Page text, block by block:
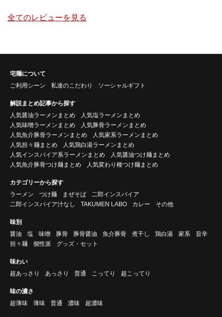
全てのレビューを見る
宅麺について
ご利用シーン
私達のこだわり ソーシャルギフト
解説まとめ記事から探す
人気醤油ラーメンまとめ
人気塩ラーメンまとめ
人気味噌ラーメンまとめ
人気豚骨ラーメンまとめ
人気魚介豚骨ラーメンまとめ
人気家系ラーメンまとめ
人気担々麺まとめ
人気鶏白湯ラーメンまとめ
人気インスパイア系ラーメンまとめ
人気醤油つけ麺まとめ
人気魚介豚骨つけ麺まとめ
人気変わり種つけ麺まとめ
カテゴリーから探す
ラーメン
つけ麺 まぜそば
二郎インスパイア
二郎インスパイア汁なし
TAKUMEN LABO カレー その他
味別
醤油
塩 味噌 豚骨 豚骨醤油 魚介豚骨 煮干し 鶏白湯 家系
旨辛
担々麺
個性派 グッズ・セット
味わい
超あっさり
あっさり 普通 こってり 超こってり
味の濃さ
超薄味
薄味 普通 濃味 超濃味